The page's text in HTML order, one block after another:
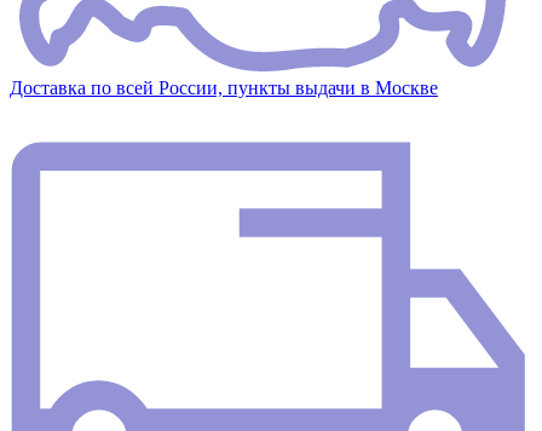
Доставка по всей России, пункты выдачи в Москве